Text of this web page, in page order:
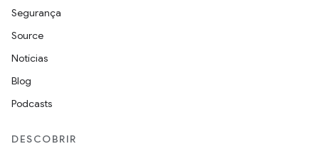
Segurança
Source
Notícias
Blog
Podcasts
DESCOBRIR